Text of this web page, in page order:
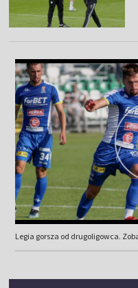
Legia gorsza od drugoligowca.